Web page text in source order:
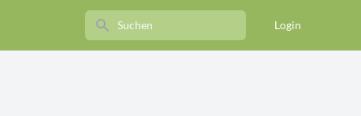
Search Login